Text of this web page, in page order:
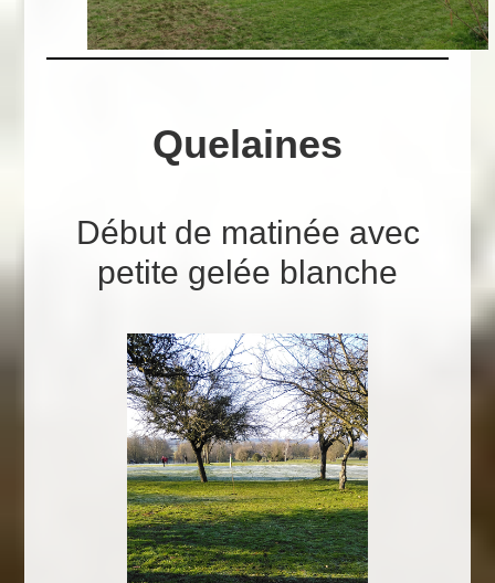
Quelaines
Début de matinée avec
petite gelée blanche